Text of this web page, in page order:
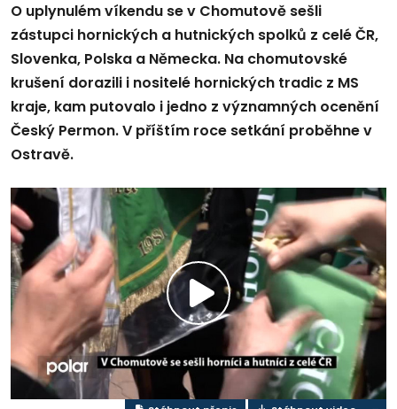
O uplynulém víkendu se v Chomutově sešli
zástupci hornických a hutnických spolků z celé ČR,
Slovenka, Polska a Německa. Na chomutovské
krušení dorazili i nositelé hornických tradic z MS
kraje, kam putovalo i jedno z významných ocenění
Český Permon. V příštím roce setkání proběhne v
Ostravě.
Přehrát
video